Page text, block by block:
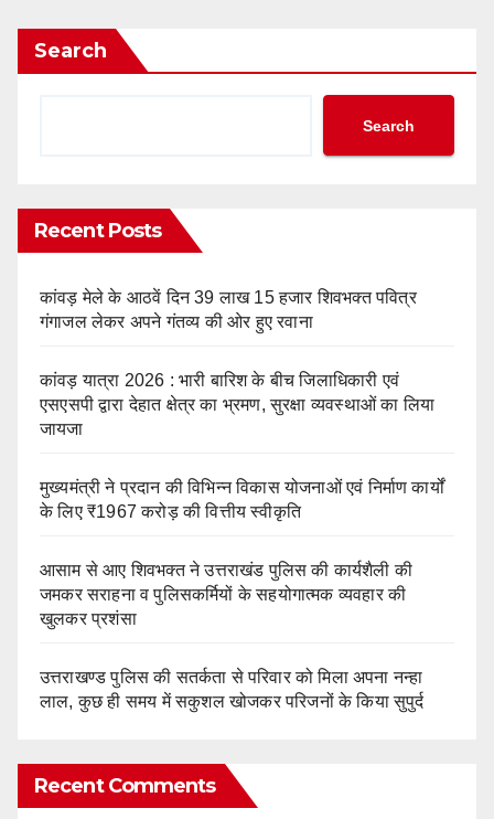
Search
Search
Recent Posts
कांवड़ मेले के आठवें दिन 39 लाख 15 हजार शिवभक्त पवित्र
गंगाजल लेकर अपने गंतव्य की ओर हुए रवाना
कांवड़ यात्रा 2026 : भारी बारिश के बीच जिलाधिकारी एवं
एसएसपी द्वारा देहात क्षेत्र का भ्रमण, सुरक्षा व्यवस्थाओं का लिया
जायजा
मुख्यमंत्री ने प्रदान की विभिन्न विकास योजनाओं एवं निर्माण कार्यों
के लिए ₹1967 करोड़ की वित्तीय स्वीकृति
आसाम से आए शिवभक्त ने उत्तराखंड पुलिस की कार्यशैली की
जमकर सराहना व पुलिसकर्मियों के सहयोगात्मक व्यवहार की
खुलकर प्रशंसा
उत्तराखण्ड पुलिस की सतर्कता से परिवार को मिला अपना नन्हा
लाल, कुछ ही समय में सकुशल खोजकर परिजनों के किया सुपुर्द
Recent Comments